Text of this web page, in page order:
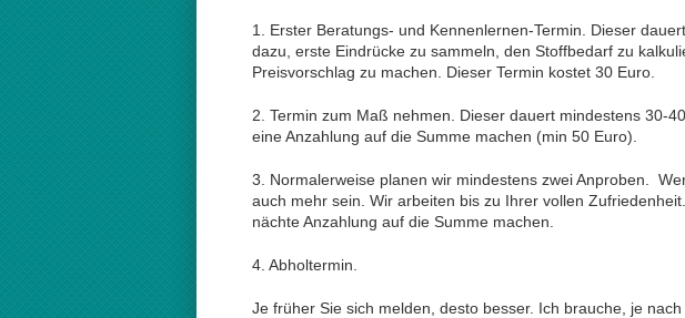
1. Erster Beratungs- und Kennenlernen-Termin. Dieser
dazu, erste Eindrücke zu sammeln, den Stoffbedarf zu
Preisvorschlag zu machen. Dieser Termin kostet 30 Euro.
2. Termin zum Maß nehmen. Dieser dauert mindestens 30-
eine Anzahlung auf die Summe machen (min 50 Euro).
3. Normalerweise planen wir mindestens zwei Anproben.
auch mehr sein. Wir arbeiten bis zu Ihrer vollen
nächte Anzahlung auf die Summe machen.
4. Abholtermin.
Je früher Sie sich melden, desto besser. Ich brauche, je